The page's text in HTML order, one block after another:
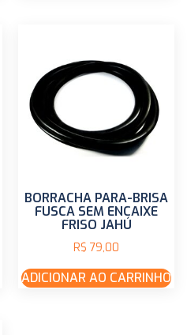
BORRACHA PARA-BRISA
FUSCA SEM ENCAIXE
FRISO JAHÚ
R$ 79,00
ADICIONAR AO CARRINHO